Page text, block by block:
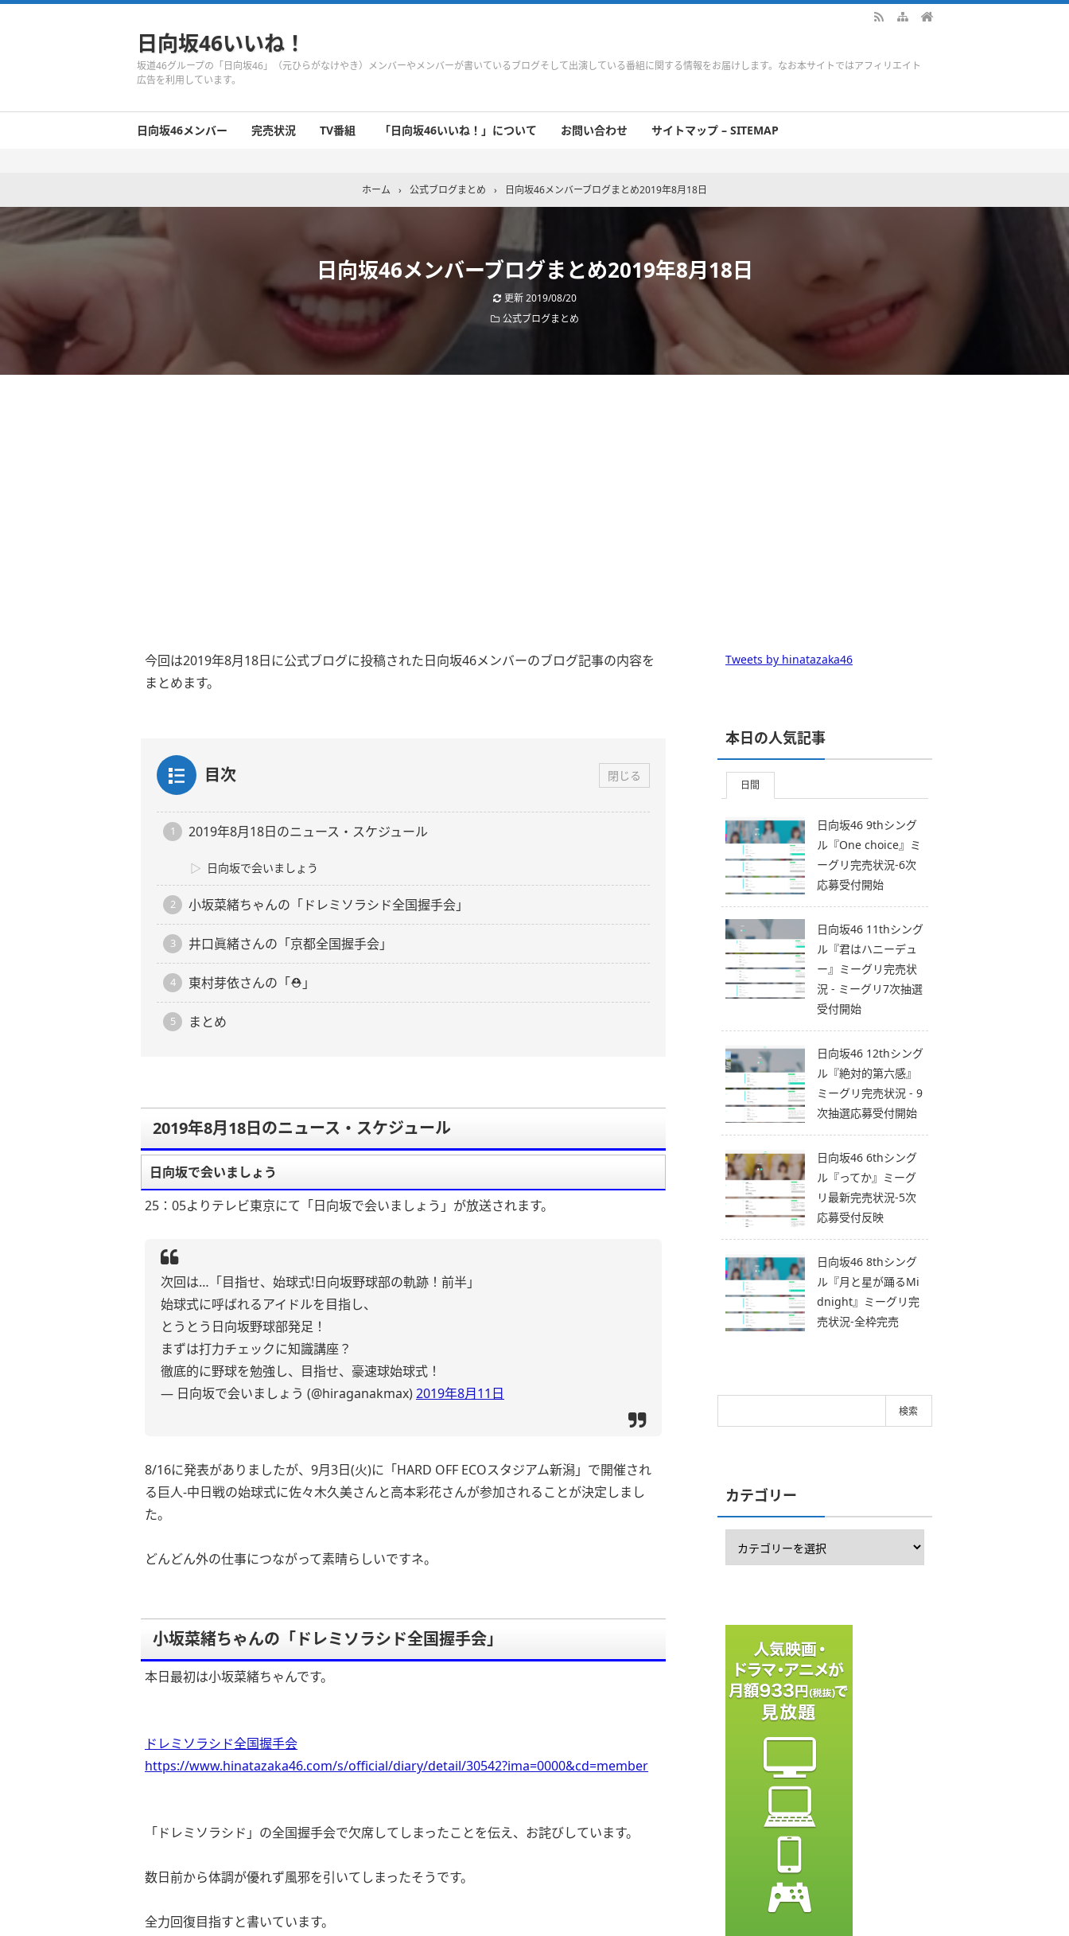
日向坂46いいね！
坂道46グループの「日向坂46」（元ひらがなけやき）メンバーやメンバーが書いているブログそして出演している番組に関する情報をお届けします。なお本サイトではアフィリエイト
広告を利用しています。
日向坂46メンバー 完売状況 TV番組 「日向坂46いいね！」について お問い合わせ サイトマップ – SITEMAP
ホーム › 公式ブログまとめ › 日向坂46メンバーブログまとめ2019年8月18日
日向坂46メンバーブログまとめ2019年8月18日
更新2019/08/20
公式ブログまとめ
今回は2019年8月18日に公式ブログに投稿された日向坂46メンバーのブログ記事の内容を
まとめます。
目次 閉じる
2019年8月18日のニュース・スケジュール
日向坂で会いましょう
小坂菜緒ちゃんの「ドレミソラシド全国握手会」
井口眞緒さんの「京都全国握手会」
東村芽依さんの「⛑」
まとめ
2019年8月18日のニュース・スケジュール
日向坂で会いましょう
25：05よりテレビ東京にて「日向坂で会いましょう」が放送されます。
次回は…「目指せ、始球式!日向坂野球部の軌跡！前半」
始球式に呼ばれるアイドルを目指し、
とうとう日向坂野球部発足！
まずは打力チェックに知識講座？
徹底的に野球を勉強し、目指せ、豪速球始球式！
— 日向坂で会いましょう (@hiraganakmax)2019年8月11日
8/16に発表がありましたが、9月3日(火)に「HARD OFF ECOスタジアム新潟」で開催され
る巨人-中日戦の始球式に佐々木久美さんと高本彩花さんが参加されることが決定しまし
た。
どんどん外の仕事につながって素晴らしいですネ。
小坂菜緒ちゃんの「ドレミソラシド全国握手会」
本日最初は小坂菜緒ちゃんです。
ドレミソラシド全国握手会
https://www.hinatazaka46.com/s/official/diary/detail/30542?ima=0000&cd=member
「ドレミソラシド」の全国握手会で欠席してしまったことを伝え、お詫びしています。
数日前から体調が優れず風邪を引いてしまったそうです。
全力回復目指すと書いています。
Tweets by hinatazaka46
本日の人気記事
日間
日向坂46 9thシング
ル『One choice』ミ
ーグリ完売状況-6次
応募受付開始
日向坂46 11thシング
ル『君はハニーデュ
ー』ミーグリ完売状
況 - ミーグリ7次抽選
受付開始
日向坂46 12thシング
ル『絶対的第六感』
ミーグリ完売状況 - 9
次抽選応募受付開始
日向坂46 6thシング
ル『ってか』ミーグ
リ最新完売状況-5次
応募受付反映
日向坂46 8thシング
ル『月と星が踊るMi
dnight』ミーグリ完
売状況-全枠完売
カテゴリー